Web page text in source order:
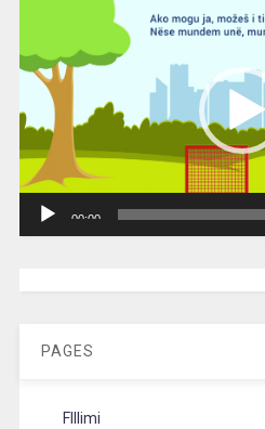
00:00
PAGES
FIllimi